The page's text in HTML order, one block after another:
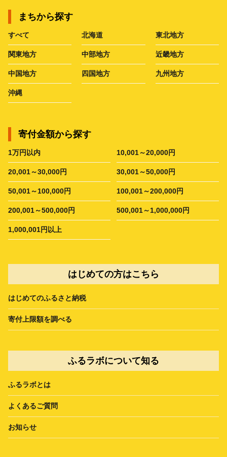
まちから探す
すべて 北海道 東北地方
関東地方 中部地方 近畿地方
中国地方 四国地方 九州地方
沖縄
寄付金額から探す
1万円以内 10,001～20,000円
20,001～30,000円 30,001～50,000円
50,001～100,000円 100,001～200,000円
200,001～500,000円 500,001～1,000,000円
1,000,001円以上
はじめての方はこちら
はじめてのふるさと納税
寄付上限額を調べる
ふるラボについて知る
ふるラボとは
よくあるご質問
お知らせ